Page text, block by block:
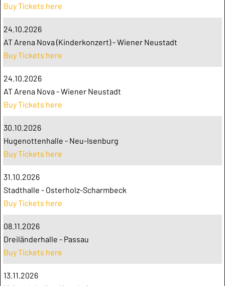
Buy Tickets here
24.10.2026
AT Arena Nova (Kinderkonzert) - Wiener Neustadt
Buy Tickets here
24.10.2026
AT Arena Nova - Wiener Neustadt
Buy Tickets here
30.10.2026
Hugenottenhalle - Neu-Isenburg
Buy Tickets here
31.10.2026
Stadthalle - Osterholz-Scharmbeck
Buy Tickets here
08.11.2026
Dreiländerhalle - Passau
Buy Tickets here
13.11.2026